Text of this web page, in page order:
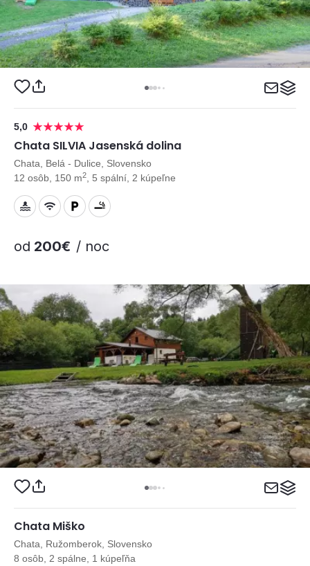
5,0
Chata SILVIA Jasenská dolina
Chata, Belá - Dulice, Slovensko
12 osôb, 150 m2 , 5 spální, 2 kúpeľne
od 200€ / noc
Chata Miško
Chata, Ružomberok, Slovensko
8 osôb, 2 spálne, 1 kúpeľňa